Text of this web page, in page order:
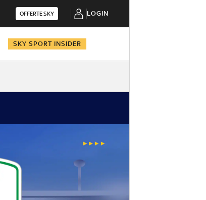
OFFERTE SKY LOGIN
SKY SPORT INSIDER